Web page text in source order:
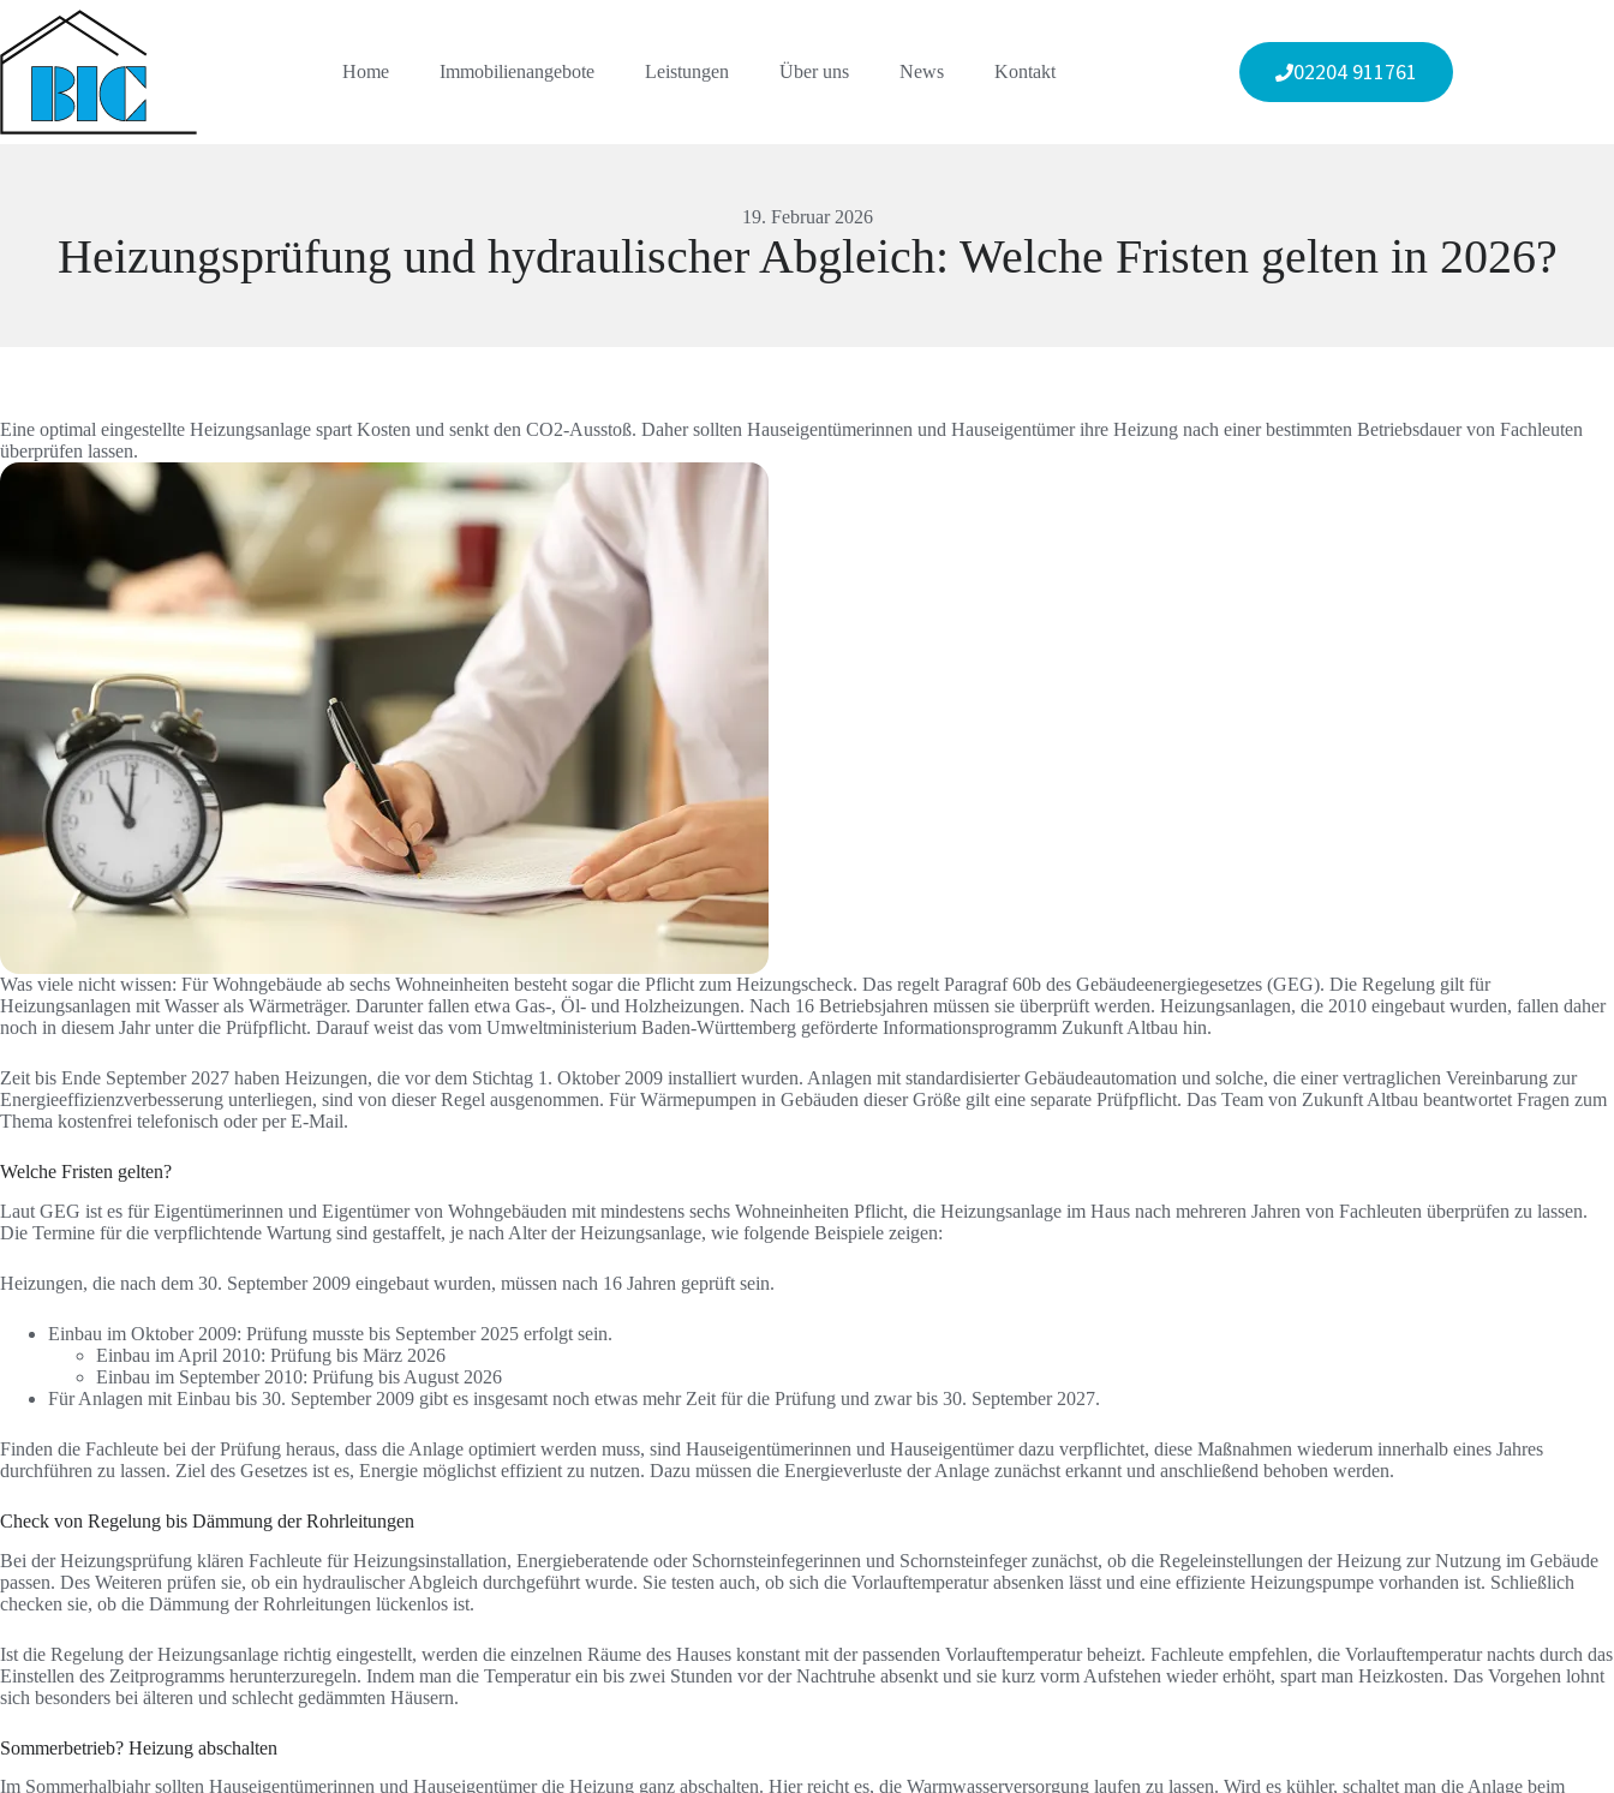
Inhalt
springen
Home
Immobilienangebote Leistungen Über uns News Kontakt 02204 911761
19. Februar 2026
Heizungsprüfung und hydraulischer Abgleich: Welche Fristen gelten in 2026?
Eine optimal eingestellte Heizungsanlage spart Kosten und senkt den CO2-Ausstoß. Daher sollten Hauseigentümerinnen und Hauseigentümer ihre Heizung nach einer bestimmten Betriebsdauer von Fachleuten
überprüfen lassen.
Was viele nicht wissen: Für Wohngebäude ab sechs Wohneinheiten besteht sogar die Pflicht zum Heizungscheck. Das regelt Paragraf 60b des Gebäudeenergiegesetzes (GEG). Die Regelung gilt für
Heizungsanlagen mit Wasser als Wärmeträger. Darunter fallen etwa Gas-, Öl- und Holzheizungen. Nach 16 Betriebsjahren müssen sie überprüft werden. Heizungsanlagen, die 2010 eingebaut wurden, fallen daher
noch in diesem Jahr unter die Prüfpflicht. Darauf weist das vom Umweltministerium Baden-Württemberg geförderte Informationsprogramm Zukunft Altbau hin.
Zeit bis Ende September 2027 haben Heizungen, die vor dem Stichtag 1. Oktober 2009 installiert wurden. Anlagen mit standardisierter Gebäudeautomation und solche, die einer vertraglichen Vereinbarung zur
Energieeffizienzverbesserung unterliegen, sind von dieser Regel ausgenommen. Für Wärmepumpen in Gebäuden dieser Größe gilt eine separate Prüfpflicht. Das Team von Zukunft Altbau beantwortet Fragen zum
Thema kostenfrei telefonisch oder per E-Mail.
Welche Fristen gelten?
Laut GEG ist es für Eigentümerinnen und Eigentümer von Wohngebäuden mit mindestens sechs Wohneinheiten Pflicht, die Heizungsanlage im Haus nach mehreren Jahren von Fachleuten überprüfen zu lassen.
Die Termine für die verpflichtende Wartung sind gestaffelt, je nach Alter der Heizungsanlage, wie folgende Beispiele zeigen:
Heizungen, die nach dem 30. September 2009 eingebaut wurden, müssen nach 16 Jahren geprüft sein.
Einbau im Oktober 2009: Prüfung musste bis September 2025 erfolgt sein.
Einbau im April 2010: Prüfung bis März 2026
Einbau im September 2010: Prüfung bis August 2026
Für Anlagen mit Einbau bis 30. September 2009 gibt es insgesamt noch etwas mehr Zeit für die Prüfung und zwar bis 30. September 2027.
Finden die Fachleute bei der Prüfung heraus, dass die Anlage optimiert werden muss, sind Hauseigentümerinnen und Hauseigentümer dazu verpflichtet, diese Maßnahmen wiederum innerhalb eines Jahres
durchführen zu lassen. Ziel des Gesetzes ist es, Energie möglichst effizient zu nutzen. Dazu müssen die Energieverluste der Anlage zunächst erkannt und anschließend behoben werden.
Check von Regelung bis Dämmung der Rohrleitungen
Bei der Heizungsprüfung klären Fachleute für Heizungsinstallation, Energieberatende oder Schornsteinfegerinnen und Schornsteinfeger zunächst, ob die Regeleinstellungen der Heizung zur Nutzung im Gebäude
passen. Des Weiteren prüfen sie, ob ein hydraulischer Abgleich durchgeführt wurde. Sie testen auch, ob sich die Vorlauftemperatur absenken lässt und eine effiziente Heizungspumpe vorhanden ist. Schließlich
checken sie, ob die Dämmung der Rohrleitungen lückenlos ist.
Ist die Regelung der Heizungsanlage richtig eingestellt, werden die einzelnen Räume des Hauses konstant mit der passenden Vorlauftemperatur beheizt. Fachleute empfehlen, die Vorlauftemperatur nachts durch das
Einstellen des Zeitprogramms herunterzuregeln. Indem man die Temperatur ein bis zwei Stunden vor der Nachtruhe absenkt und sie kurz vorm Aufstehen wieder erhöht, spart man Heizkosten. Das Vorgehen lohnt
sich besonders bei älteren und schlecht gedämmten Häusern.
Sommerbetrieb? Heizung abschalten
Im Sommerhalbjahr sollten Hauseigentümerinnen und Hauseigentümer die Heizung ganz abschalten. Hier reicht es, die Warmwasserversorgung laufen zu lassen. Wird es kühler, schaltet man die Anlage beim